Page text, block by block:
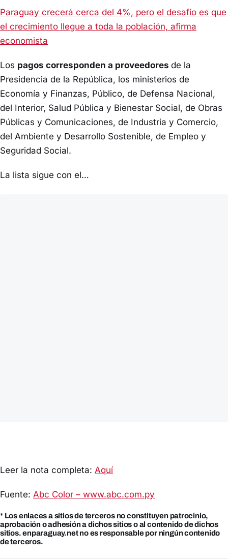
Paraguay crecerá cerca del 4%, pero el desafío es que
el crecimiento llegue a toda la población, afirma
economista
Los pagos corresponden a proveedores de la
Presidencia de la República, los ministerios de
Economía y Finanzas, Público, de Defensa Nacional,
del Interior, Salud Pública y Bienestar Social, de Obras
Públicas y Comunicaciones, de Industria y Comercio,
del Ambiente y Desarrollo Sostenible, de Empleo y
Seguridad Social.
La lista sigue con el…
Leer la nota completa: Aquí
Fuente: Abc Color – www.abc.com.py
* Los enlaces a sitios de terceros no constituyen patrocinio,
aprobación o adhesión a dichos sitios o al contenido de dichos
sitios. enparaguay.net no es responsable por ningún contenido
de terceros.